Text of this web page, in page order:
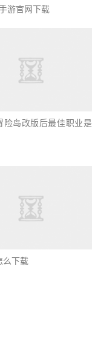
游官网下载
险岛改版后最佳职业是
么下载